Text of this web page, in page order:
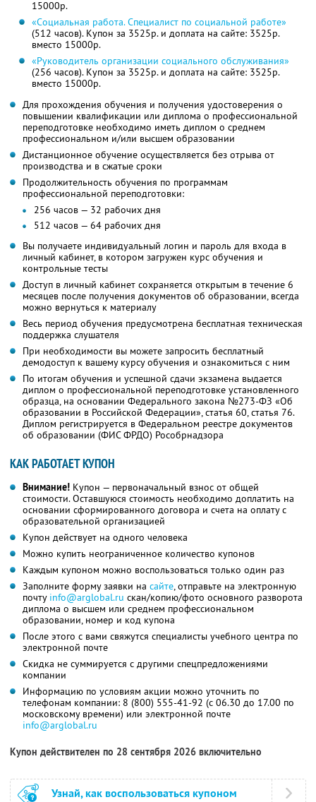
15000р.
«Социальная работа. Специалист по социальной работе»
(512 часов). Купон за 3525р. и доплата на сайте: 3525р.
вместо 15000р.
«Руководитель организации социального обслуживания»
(256 часов). Купон за 3525р. и доплата на сайте: 3525р.
вместо 15000р.
Для прохождения обучения и получения удостоверения о
повышении квалификации или диплома о профессиональной
переподготовке необходимо иметь диплом о среднем
профессиональном и/или высшем образовании
Дистанционное обучение осуществляется без отрыва от
производства и в сжатые сроки
Продолжительность обучения по программам
профессиональной переподготовки:
256 часов — 32 рабочих дня
512 часов — 64 рабочих дня
Вы получаете индивидуальный логин и пароль для входа в
личный кабинет, в котором загружен курс обучения и
контрольные тесты
Доступ в личный кабинет сохраняется открытым в течение 6
месяцев после получения документов об образовании, всегда
можно вернуться к материалу
Весь период обучения предусмотрена бесплатная техническая
поддержка слушателя
При необходимости вы можете запросить бесплатный
демодоступ к вашему курсу обучения и ознакомиться с ним
По итогам обучения и успешной сдачи экзамена выдается
диплом о профессиональной переподготовке установленного
образца, на основании Федерального закона №273-ФЗ «Об
образовании в Российской Федерации», статья 60, статья 76.
Диплом регистрируется в Федеральном реестре документов
об образовании (ФИС ФРДО) Рособрнадзора
КАК РАБОТАЕТ КУПОН
Внимание! Купон — первоначальный взнос от общей
стоимости. Оставшуюся стоимость необходимо доплатить на
основании сформированного договора и счета на оплату с
образовательной организацией
Купон действует на одного человека
Можно купить неограниченное количество купонов
Каждым купоном можно воспользоваться только один раз
Заполните форму заявки на сайте, отправьте на электронную
почту info@arglobal.ru скан/копию/фото основного разворота
диплома о высшем или среднем профессиональном
образовании, номер и код купона
После этого с вами свяжутся специалисты учебного центра по
электронной почте
Скидка не суммируется с другими спецпредложениями
компании
Информацию по условиям акции можно уточнить по
телефонам компании: 8 (800) 555-41-92 (с 06.30 до 17.00 по
московскому времени) или электронной почте
info@arglobal.ru
Купон действителен по 28 сентября 2026 включительно
Узнай, как воспользоваться купоном